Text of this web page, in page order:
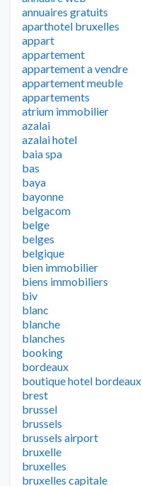
annuaires gratuits
aparthotel bruxelles
appart
appartement
appartement a vendre
appartement meuble
appartements
atrium immobilier
azalai
azalai hotel
baia spa
bas
baya
bayonne
belgacom
belge
belges
belgique
bien immobilier
biens immobiliers
biv
blanc
blanche
blanches
booking
bordeaux
boutique hotel bordeaux
brest
brussel
brussels
brussels airport
bruxelle
bruxelles
bruxelles capitale